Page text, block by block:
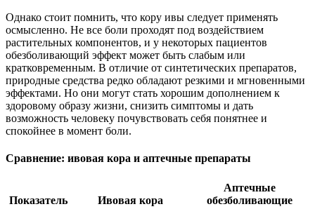
Однако стоит помнить, что кору ивы следует применять
осмысленно. Не все боли проходят под воздействием
растительных компонентов, и у некоторых пациентов
обезболивающий эффект может быть слабым или
кратковременным. В отличие от синтетических препаратов,
природные средства редко обладают резкими и мгновенными
эффектами. Но они могут стать хорошим дополнением к
здоровому образу жизни, снизить симптомы и дать
возможность человеку почувствовать себя понятнее и
спокойнее в момент боли.
Сравнение: ивовая кора и аптечные препараты
Показатель Ивовая кора
Аптечные
обезболивающие